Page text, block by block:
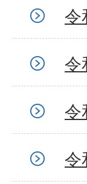
令
令
令
令